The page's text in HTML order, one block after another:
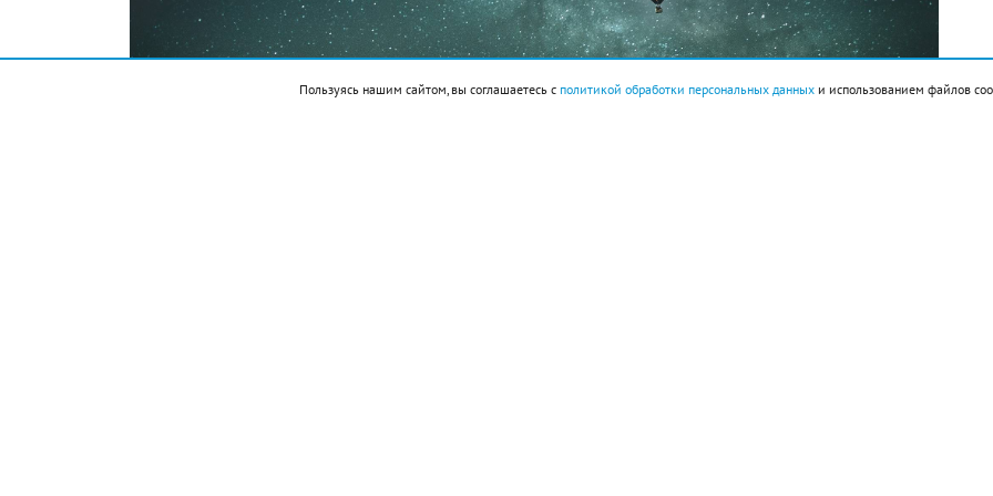
Пользуясь нашим сайтом, вы соглашаетесь с политикой обработки персональных данныхи использованием файлов